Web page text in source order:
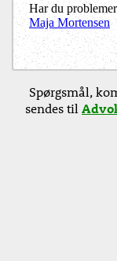
Har du
Maja Mortensen
Spørgsmål,
sendes til